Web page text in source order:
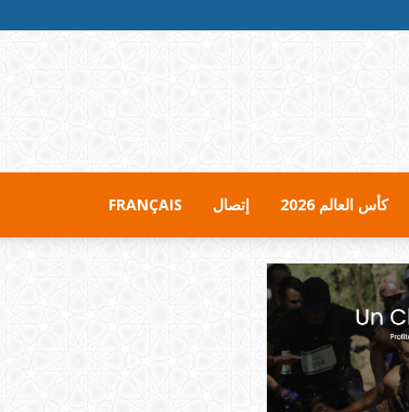
FRANÇAIS إتصال كأس العالم 2026